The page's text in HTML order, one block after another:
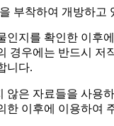
부착하여 개방하고
인지를 확인한 이후
경우에는 반드시 저
니다.
않은 자료들을 사용
한 이후에 이용하여